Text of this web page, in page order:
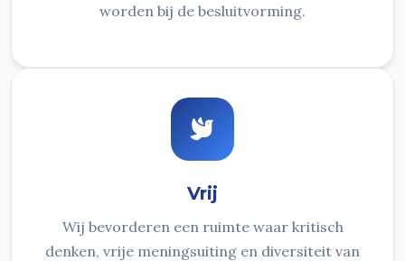
worden bij de besluitvorming.
Vrij
Wij bevorderen een ruimte waar kritisch
denken, vrije meningsuiting en diversiteit van